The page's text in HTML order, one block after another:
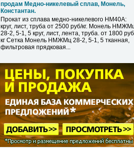
продам Медно-никелевый сплав, Монель,
Константан.
Прокат из сплава медно-никелевого НМ40А:
круг, лист, труба от 2500 руб/кг. Монель
28-2, 5-1, 5 круг, лист, лента, труба. от 1800
кг Сетка Монель НМЖМц 28-2, 5-1, 5 тканная,
фильтровая прядковая...